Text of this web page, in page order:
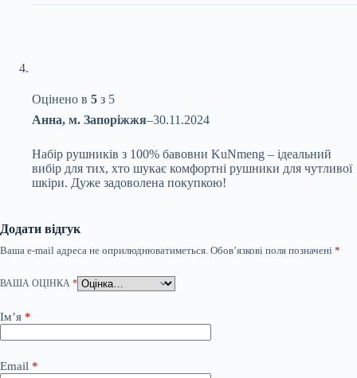
Оцінено в 5 з 5
Анна, м. Запоріжжя–30.11.2024
Набір рушників з 100% бавовни KuNmeng – ідеальний
вибір для тих, хто шукає комфортні рушники для чутливої
шкіри. Дуже задоволена покупкою!
Додати відгук
Ваша e-mail адреса не оприлюднюватиметься. Обов’язкові поля позначені *
ВАША ОЦІНКА *
Ім’я *
Email *